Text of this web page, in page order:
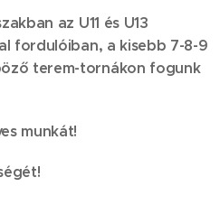
az U11 és U13
fordulóiban, a kisebb 7-8-9
terem-tornákon fogunk
munkát!